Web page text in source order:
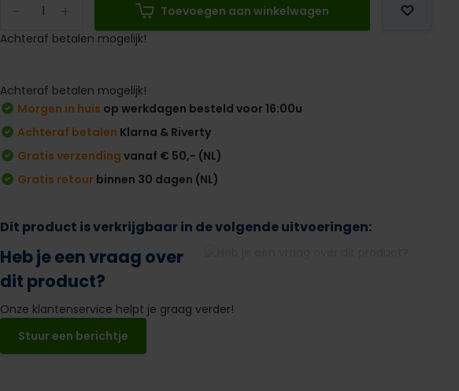
Toevoegen aan winkelwagen
Achteraf betalen mogelijk!
Achteraf betalen mogelijk!
Morgen in huis op werkdagen besteld voor 16:00u
Achteraf betalen Klarna & Riverty
Gratis verzending vanaf € 50,- (NL)
Gratis retour binnen 30 dagen (NL)
Dit product is verkrijgbaar in de volgende uitvoeringen:
Heb je een vraag over
dit product?
Onze klantenservice helpt je graag verder!
Stuur een berichtje